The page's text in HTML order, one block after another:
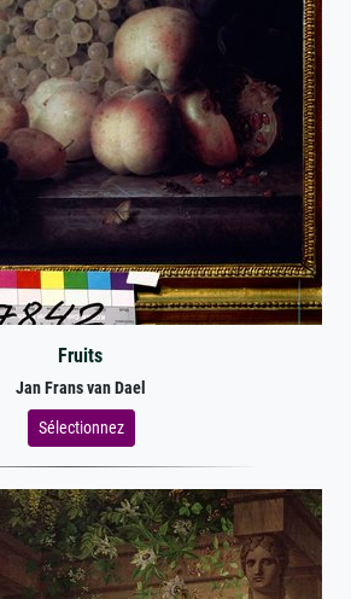
Fruits
Jan Frans van Dael
Sélectionnez